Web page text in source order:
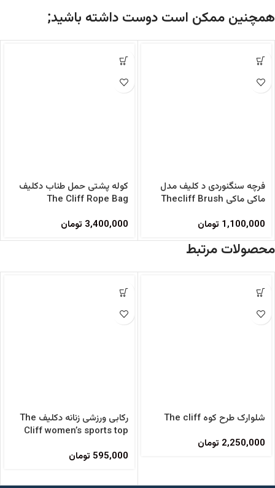
همچنین ممکن است دوست داشته باشید;
فرچه سنگنوردی د کلیف مدل
ماکی ماکی Thecliff Brush
1,100,000 تومان
کوله پشتی حمل طناب دکلیف
The Cliff Rope Bag
3,400,000 تومان
محصولات مرتبط
شلوارک طرح کوه The cliff
2,250,000 تومان
رکابی ورزشی زنانه دکلیف The
Cliff women’s sports top
595,000 تومان